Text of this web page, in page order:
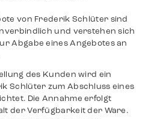
von Frederik Schlüter sind
und verstehen sich
Abgabe eines Angebotes an
des Kunden wird ein
Schlüter zum Abschluss eines
Die Annahme erfolgt
der Verfügbarkeit der Ware.